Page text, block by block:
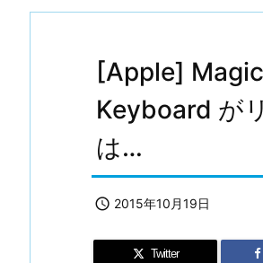
[Apple]
Keyboard が
は…
 2015年10月19日
Twitter